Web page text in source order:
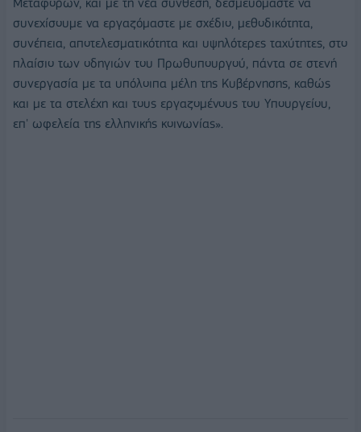
συνεχίσουμε να εργαζόμαστε με σχέδιο, μεθοδικότητα,
συνέπεια, αποτελεσματικότητα και υψηλότερες ταχύτητες, στο
πλαίσιο των οδηγιών του Πρωθυπουργού, πάντα σε στενή
συνεργασία με τα υπόλοιπα μέλη της Κυβέρνησης, καθώς
και με τα στελέχη και τους εργαζομένους του Υπουργείου,
επ' ωφελεία της ελληνικής κοινωνίας».